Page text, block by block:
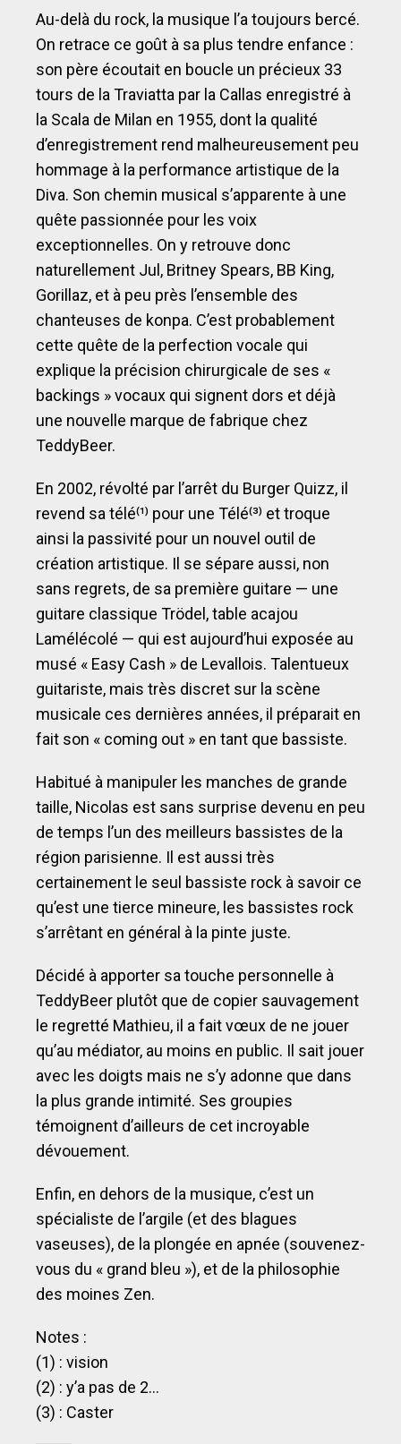
Au-delà du rock, la musique l’a toujours bercé.
On retrace ce goût à sa plus tendre enfance :
son père écoutait en boucle un précieux 33
tours de la Traviatta par la Callas enregistré à
la Scala de Milan en 1955, dont la qualité
d’enregistrement rend malheureusement peu
hommage à la performance artistique de la
Diva. Son chemin musical s’apparente à une
quête passionnée pour les voix
exceptionnelles. On y retrouve donc
naturellement Jul, Britney Spears, BB King,
Gorillaz, et à peu près l’ensemble des
chanteuses de konpa. C’est probablement
cette quête de la perfection vocale qui
explique la précision chirurgicale de ses «
backings » vocaux qui signent dors et déjà
une nouvelle marque de fabrique chez
TeddyBeer.
En 2002, révolté par l’arrêt du Burger Quizz, il
revend sa télé⁽¹⁾ pour une Télé⁽³⁾ et troque
ainsi la passivité pour un nouvel outil de
création artistique. Il se sépare aussi, non
sans regrets, de sa première guitare — une
guitare classique Trödel, table acajou
Lamélécolé — qui est aujourd’hui exposée au
musé « Easy Cash » de Levallois. Talentueux
guitariste, mais très discret sur la scène
musicale ces dernières années, il préparait en
fait son « coming out » en tant que bassiste.
Habitué à manipuler les manches de grande
taille, Nicolas est sans surprise devenu en peu
de temps l’un des meilleurs bassistes de la
région parisienne. Il est aussi très
certainement le seul bassiste rock à savoir ce
qu’est une tierce mineure, les bassistes rock
s’arrêtant en général à la pinte juste.
Décidé à apporter sa touche personnelle à
TeddyBeer plutôt que de copier sauvagement
le regretté Mathieu, il a fait vœux de ne jouer
qu’au médiator, au moins en public. Il sait jouer
avec les doigts mais ne s’y adonne que dans
la plus grande intimité. Ses groupies
témoignent d’ailleurs de cet incroyable
dévouement.
Enfin, en dehors de la musique, c’est un
spécialiste de l’argile (et des blagues
vaseuses), de la plongée en apnée (souvenez-
vous du « grand bleu »), et de la philosophie
des moines Zen.
Notes :
(1) : vision
(2) : y’a pas de 2…
(3) : Caster